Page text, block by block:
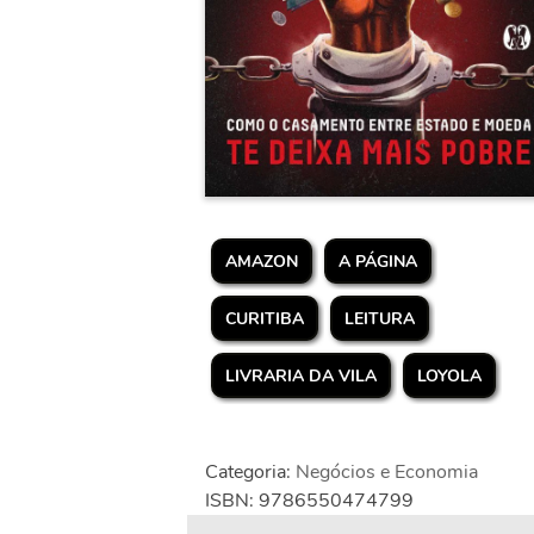
AMAZON A PÁGINA
CURITIBA LEITURA
LIVRARIA DA VILA LOYOLA
Categoria: Negócios e Economia
ISBN: 9786550474799